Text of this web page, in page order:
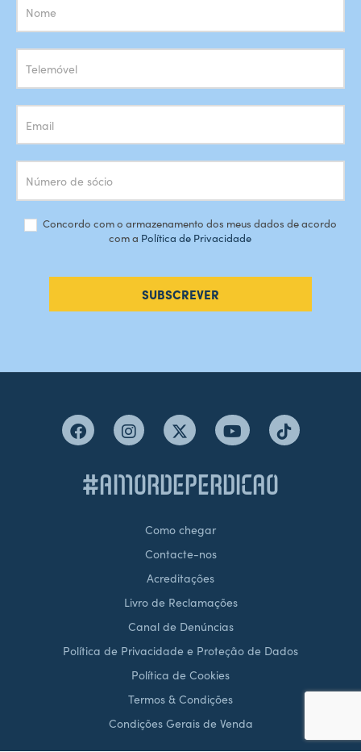
Subscrição
Newsletter
Concordo com o armazenamento dos meus dados de acordo
com a Política de Privacidade
SUBSCREVER
#AMORDEPERDICAO
Como chegar
Contacte-nos
Acreditações
Livro de Reclamações
Canal de Denúncias
Política de Privacidade e Proteção de Dados
Política de Cookies
Termos & Condições
Condições Gerais de Venda